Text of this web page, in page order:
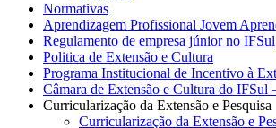
Normativas
Aprendizagem Profissional Jovem
Regulamento de empresa júnior no IFSul
Politica de Extensão e Cultura
Programa Institucional de Incentivo à
Câmara de Extensão e Cultura do
Curricularização da Extensão e Pesquisa
Curricularização da Extensão e